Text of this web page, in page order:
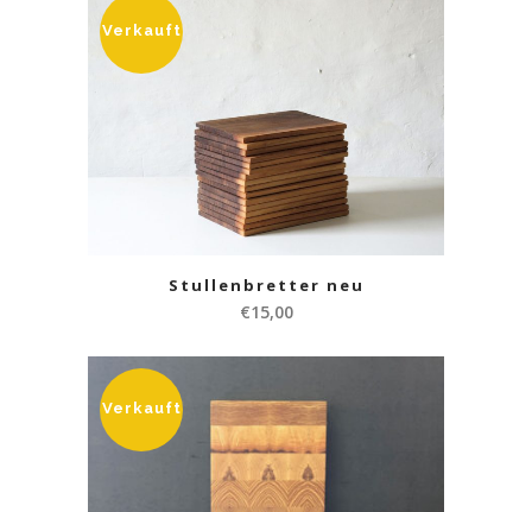
Verkauft
Stullenbretter neu
€15,00
Verkauft